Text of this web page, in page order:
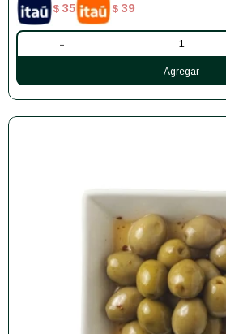
$ 35 $ 39
-